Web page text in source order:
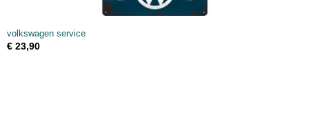
volkswagen service
€ 23,90